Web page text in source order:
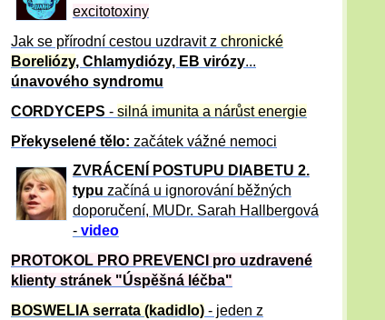
excitotoxiny
Jak se přírodní cestou uzdravit z chronické
Boreliózy, Chlamydiózy, EB virózy...
únavového syndromu
CORDYCEPS - silná imunita a nárůst energie
Překyselené tělo: začátek vážné nemoci
ZVRÁCE NÍ POSTUPU DIABETU 2.
typu začíná u ignorování běžných
doporučení, MUDr. Sarah Hallbergová
- video
PROTOKOL PRO PREVENCI pro uzdravené
klienty stránek "Úspěšná léčba"
BOSWELIA serrata (kadidlo) - jeden z